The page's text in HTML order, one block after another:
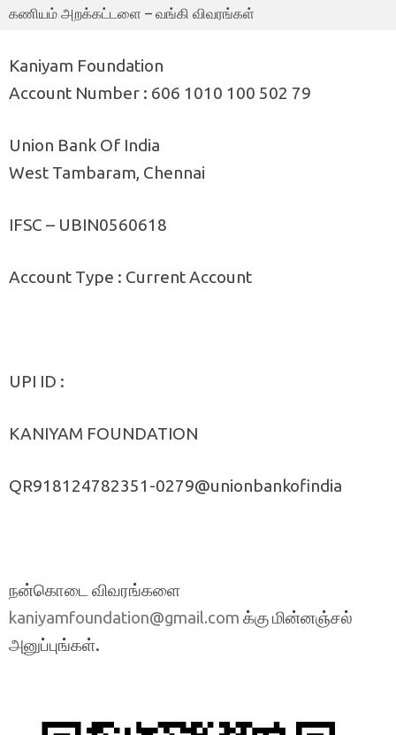
கணியம் அறக்கட்டளை – வங்கி விவரங்கள்
Kaniyam Foundation
Account Number : 606 1010 100 502 79
Union Bank Of India
West Tambaram, Chennai
IFSC – UBIN0560618
Account Type : Current Account
UPI ID :
KANIYAM FOUNDATION
QR918124782351-0279@unionbankofindia
நன்கொடை விவரங்களை
kaniyamfoundation@gmail.com க்கு மின்னஞ்சல்
அனுப்புங்கள்.